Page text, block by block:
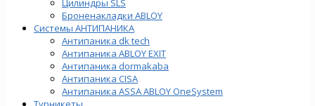
Броненакладки ABLOY
Системы АНТИПАНИКА
Антипаника dk tech
Антипаника ABLOY EXIT
Антипаника dormakaba
Антипаника СISA
Антипаника ASSA ABLOY OneSystem